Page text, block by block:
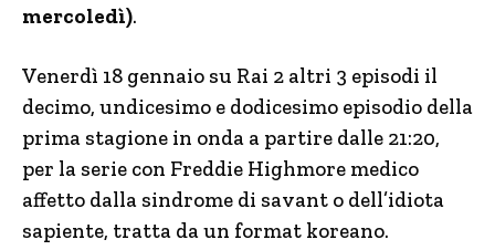
mercoledì).
Venerdì 18 gennaio su Rai 2 altri 3 episodi il
decimo, undicesimo e dodicesimo episodio della
prima stagione in onda a partire dalle 21:20,
per la serie con Freddie Highmore medico
affetto dalla sindrome di savant o dell’idiota
sapiente, tratta da un format koreano.